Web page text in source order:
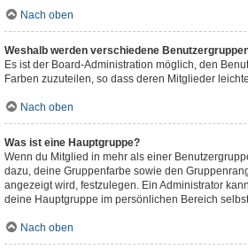
Nach oben
Weshalb werden verschiedene
Es ist der Board-Administration möglich, den
Farben zuzuteilen, so dass deren Mitglieder
Nach oben
Was ist eine Hauptgruppe?
Wenn du Mitglied in mehr als einer
dazu, deine Gruppenfarbe sowie den
angezeigt wird, festzulegen. Ein Administrator
deine Hauptgruppe im persönlichen Bereich
Nach oben